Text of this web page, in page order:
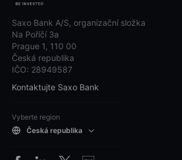
Saxo Bank A/S, organizační složka
Na Poříčí 3a
Prague 1, 110 00
Česká republika
IČO: 28949587
Kontaktujte Saxo Bank
Vyberte region
Česká republika